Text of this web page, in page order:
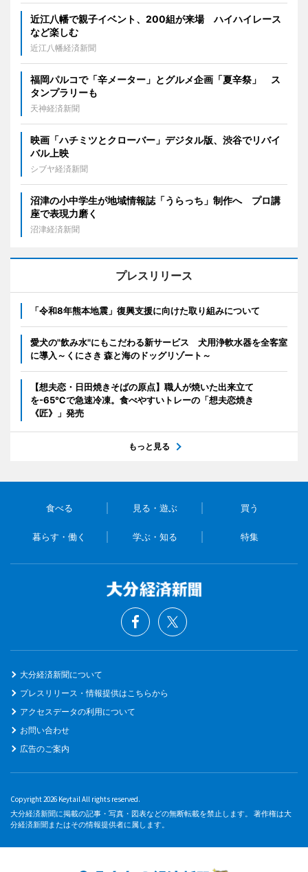
近江八幡で親子イベント、200組が来場 ハイハイレース
など楽しむ
近江八幡経済新聞
福岡パルコで「辛メーター」とグルメ企画「夏辛祭」 ス
タンプラリーも
天神経済新聞
映画「ハチミツとクローバー」デジタル版、渋谷でリバイ
バル上映
シブヤ経済新聞
沼津の小中学生が地域情報誌「うらっち」制作へ プロ講
座で表現力磨く
沼津経済新聞
プレスリリース
「令和8年熊本地震」復興支援に向けた取り組みについて
愛犬の"飲み水"にもこだわる新サービス 犬用浄軟水器を全客室
に導入～くにさき 森と海のドッグリゾート～
【想夫恋・日田焼きそばの原点】職人が焼いた出来立て
を-65℃で急速冷凍。食べやすいトレーの「想夫恋焼き
《匠》」発売
もっと見る
食べる 見る・遊ぶ 買う
暮らす・働く 学ぶ・知る 特集
大分経済新聞について
プレスリリース・情報提供はこちらから
アクセスデータの利用について
お問い合わせ
広告のご案内
Copyright 2026 Keytail All rights reserved.
大分経済新聞に掲載の記事・写真・図表などの無断転載を禁止します。 著作権は大
分経済新聞またはその情報提供者に属します。